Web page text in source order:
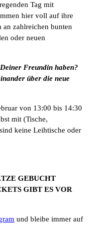
Tag mit
hier voll auf ihre
an zahlreichen bunten
oder neuen
Freundin haben?
über die neue
von 13:00 bis 14:30
mit (Tische,
keine Leihtische oder
GEBUCHT
GIBT ES VOR
und bleibe immer auf